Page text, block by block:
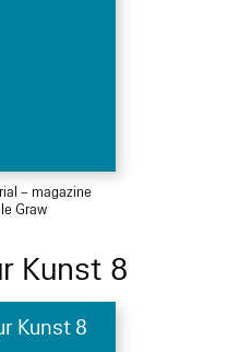
– magazine
Graw
Kunst 8
Kunst 8